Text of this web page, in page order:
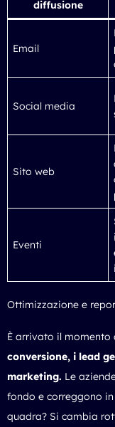
diffusione
Email
Social media
Sito web
Eventi
Ottimizzazione e
È arrivato il momento
conversione, i lead
marketing. Le
fondo e correggono in
quadra? Si cambia